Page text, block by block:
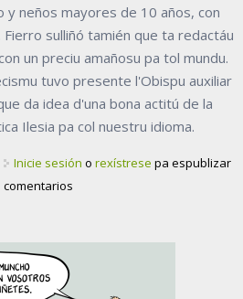
y neños mayores de 10 años, con
sulliñó tamién que ta redactáu
un preciu amañosu pa tol mundu.
tuvo presente l'Obispu auxiliar
da idea d'una bona actitú de la
Ilesia pa col nuestru idioma.
Inicie sesión o rexístrese pa espublizar
comentarios